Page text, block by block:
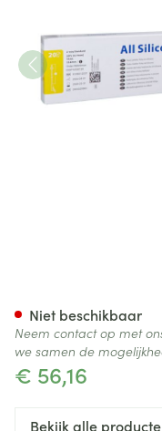
€ 56,16
Niet beschikbaar
Neem contact op met
we samen de
Bekijk alle